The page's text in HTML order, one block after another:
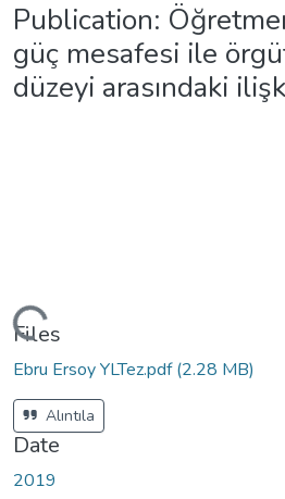
Publication:
güç mesafesi ile
düzeyi arasındaki
Files
Ebru Ersoy YLTez.pdf(2.28 MB)
Alıntıla
Date
2019